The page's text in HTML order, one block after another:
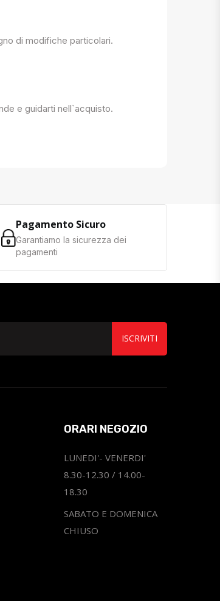
di modifiche particolari.
e guidarti nell`acquisto.
Pagamento Sicuro
Garantiamo la sicurezza dei
pagamenti
ISCRIVITI
ORARI NEGOZIO
LUNEDI'- VENERDI'
8.30-12.30 / 14.00-
18.30
SABATO E DOMENICA
CHIUSO